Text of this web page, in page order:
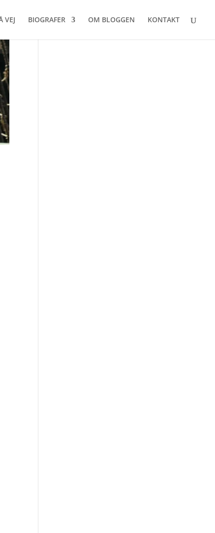
VEJ BIOGRAFER OM BLOGGEN KONTAKT